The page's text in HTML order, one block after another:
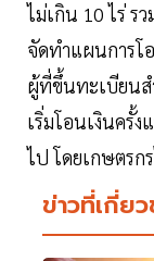
ไม่เกิน 10 ไร่ ร
จัดทำแผนการโ
ผู้ที่ขึ้นทะเบียนส
เริ่มโอนเงินครั้
ไป โดยเกษตรก
ข่าวที่เกี่ย